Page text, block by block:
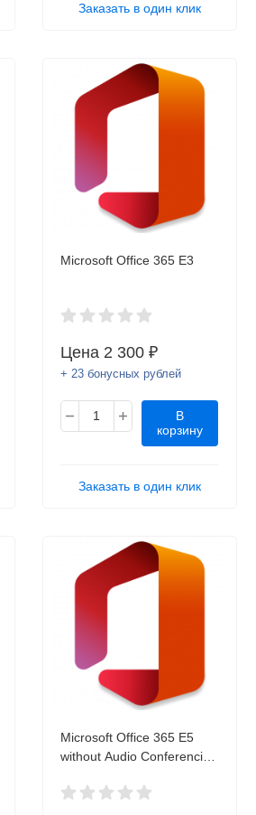
Заказать в один клик
Microsoft Office 365 E3
Цена 2 300 ₽
+ 23 бонусных рублей
В
корзину
Заказать в один клик
Microsoft Office 365 E5
without Audio Conferencing